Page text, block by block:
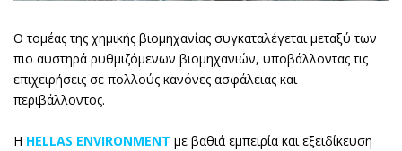
Ο τομέας της χημικής βιομηχανίας συγκαταλέγεται μεταξύ των
πιο αυστηρά ρυθμιζόμενων βιομηχανιών, υποβάλλοντας τις
επιχειρήσεις σε πολλούς κανόνες ασφάλειας και
περιβάλλοντος.
H HELLAS ENVIRONMENT με βαθιά εμπειρία και εξειδίκευση